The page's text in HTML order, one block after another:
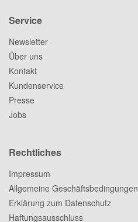
Service
Newsletter
Über uns
Kontakt
Kundenservice
Presse
Jobs
Rechtliches
Impressum
Allgemeine Geschäftsbedingungen
Erklärung zum Datenschutz
Haftungsausschluss